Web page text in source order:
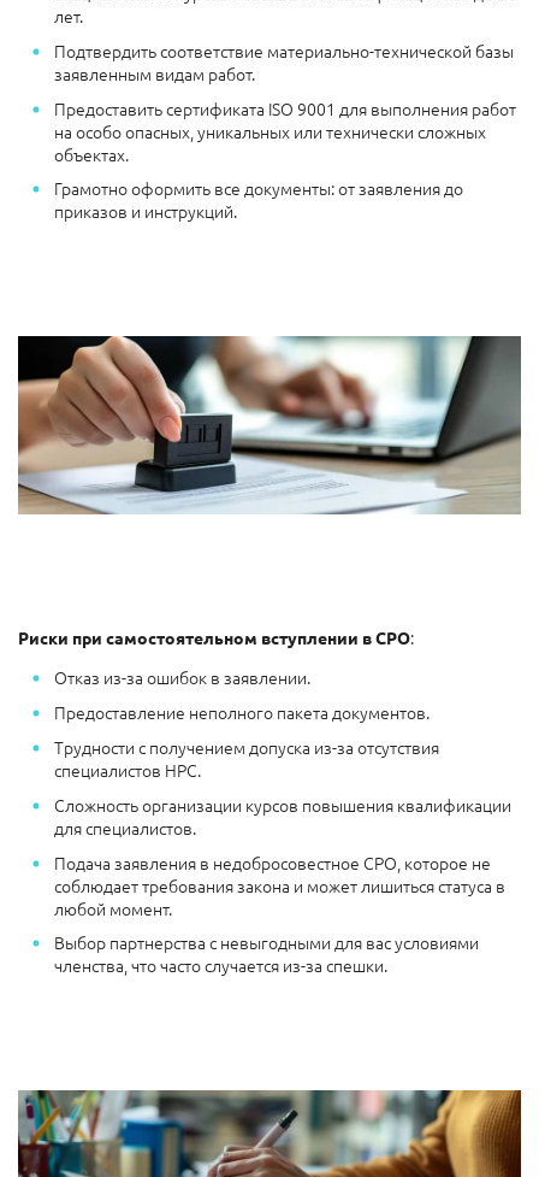
лет.
Подтвердить соответствие материально-технической базы
заявленным видам работ.
Предоставить сертификата ISO 9001 для выполнения работ
на особо опасных, уникальных или технически сложных
объектах.
Грамотно оформить все документы: от заявления до
приказов и инструкций.
Риски при самостоятельном вступлении в СРО:
Отказ из-за ошибок в заявлении.
Предоставление неполного пакета документов.
Трудности с получением допуска из-за отсутствия
специалистов НРС.
Сложность организации курсов повышения квалификации
для специалистов.
Подача заявления в недобросовестное СРО, которое не
соблюдает требования закона и может лишиться статуса в
любой момент.
Выбор партнерства с невыгодными для вас условиями
членства, что часто случается из-за спешки.